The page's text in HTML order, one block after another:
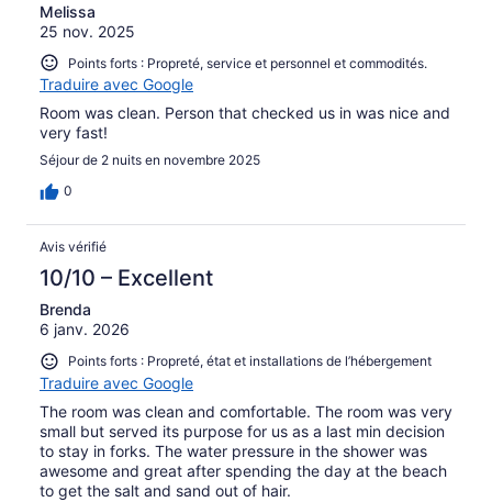
Melissa
25 nov. 2025
Points forts : Propreté, service et personnel et commodités.
Traduire avec Google
Room was clean. Person that checked us in was nice and
very fast!
Séjour de 2 nuits en novembre 2025
0
Avis vérifié
10/10 – Excellent
Brenda
6 janv. 2026
Points forts : Propreté, état et installations de l’hébergement
Traduire avec Google
The room was clean and comfortable. The room was very
small but served its purpose for us as a last min decision
to stay in forks. The water pressure in the shower was
awesome and great after spending the day at the beach
to get the salt and sand out of hair.